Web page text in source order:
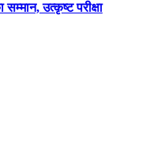
उत्कृष्ट परीक्षा